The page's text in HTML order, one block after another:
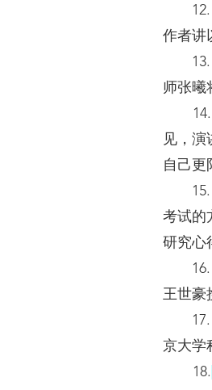
作者讲
师张曦
14.
见，演
自己更
考试的
研究心
王世豪
京大学
18.